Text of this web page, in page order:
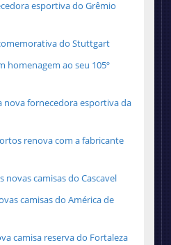
esportiva do Grêmio
do Stuttgart
homenagem ao seu 105º
nova fornecedora esportiva da
renova com a fabricante
novas camisas do Cascavel
camisas do América de
camisa reserva do Fortaleza